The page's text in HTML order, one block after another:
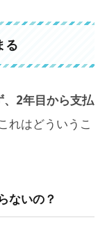
る
2年目から支払
れはどういうこ
ないの？